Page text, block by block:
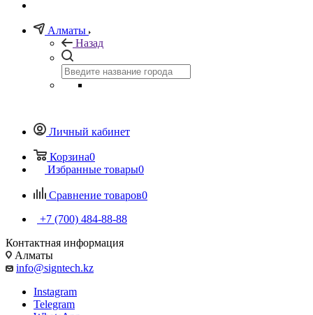
Алматы
Назад
Личный кабинет
Корзина0
Избранные товары0
Сравнение товаров0
+7 (700) 484-88-88
Контактная информация
Алматы
info@signtech.kz
Instagram
Telegram